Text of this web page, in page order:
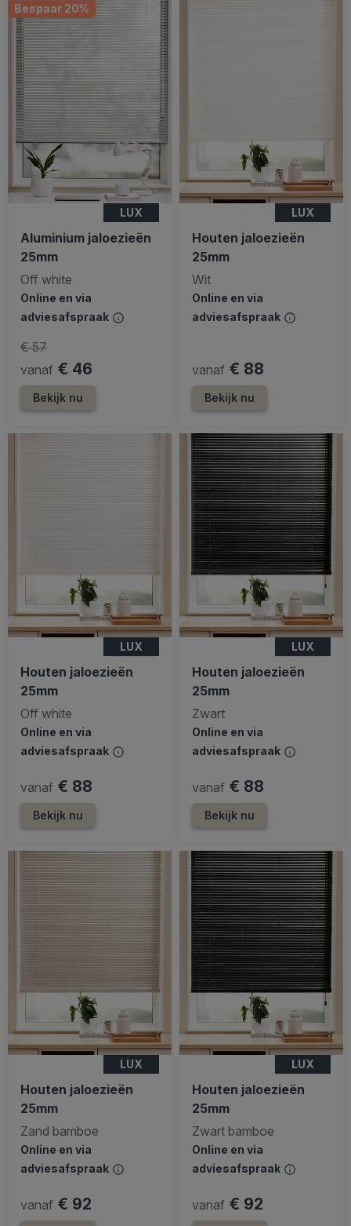
Bespaar 20%
LUX
Aluminium jaloezieën
25mm
Off white
Online en via
adviesafspraak
vanaf € 46
€ 57
Bekijk nu
LUX
Houten jaloezieën
25mm
Wit
Online en via
adviesafspraak
vanaf € 88
Bekijk nu
LUX
Houten jaloezieën
25mm
Off white
Online en via
adviesafspraak
vanaf € 88
Bekijk nu
LUX
Houten jaloezieën
25mm
Zwart
Online en via
adviesafspraak
vanaf € 88
Bekijk nu
LUX
Houten jaloezieën
25mm
Zand bamboe
Online en via
adviesafspraak
vanaf € 92
LUX
Houten jaloezieën
25mm
Zwart bamboe
Online en via
adviesafspraak
vanaf € 92